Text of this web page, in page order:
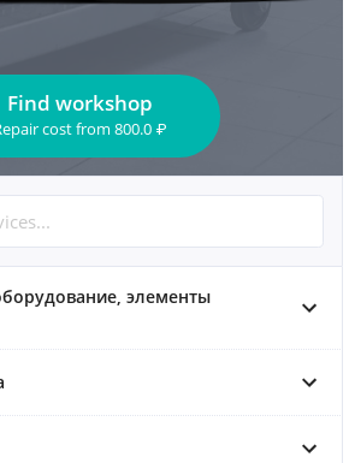
Find workshop
costfrom 800.0 ₽
элементы